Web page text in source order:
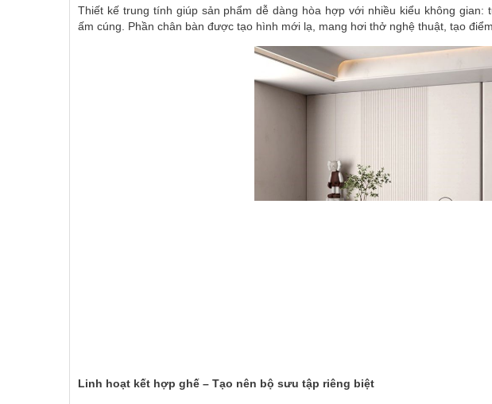
Thiết kế trung tính giúp sản phẩm dễ dàng hòa hợp với nhiều kiểu không
ấm cúng. Phần chân bàn được tạo hình mới lạ, mang hơi thở nghệ thuật, tạo
Linh hoạt kết hợp ghế – Tạo nên bộ sưu tập riêng biệt